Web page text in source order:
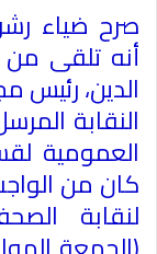
صرح ضياء
أنه تلقى
الدين،
النقابة
العمومية
كان من
لنقابة